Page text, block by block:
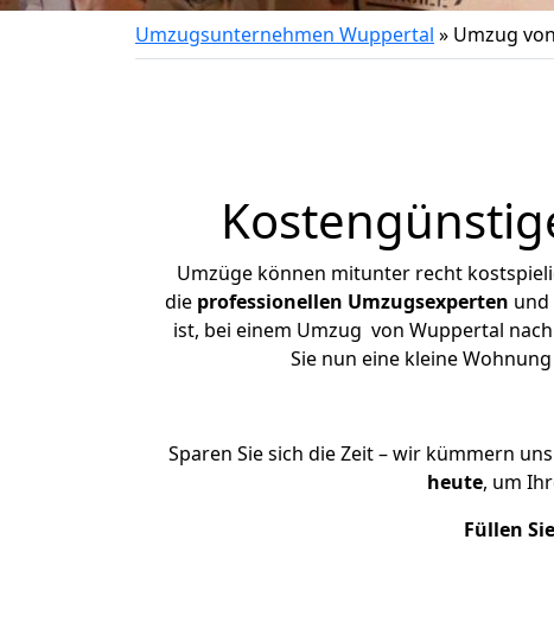
Umzugsunternehmen Wuppertal » Umzug
Umzüge können mitunter recht
die professionellen Umzugsexperten und
ist, bei einem Umzug von Wuppertal
Sie nun eine kleine
Sparen Sie sich die Zeit – wir kümmern
heute, um
Füllen